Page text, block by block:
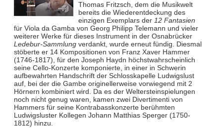
Thomas Fritzsch, dem die Musikwelt
bereits die Wiederentdeckung des
einzigen Exemplars der 12 Fantasien
für Viola da Gamba von Georg Philipp Telemann und vieler
weiterer Werke für dieses Instrument in der Osnabrücker
Ledebur-Sammlungverdankt, wurde erneut fündig. Diesmal
stöberte er 14 Kompositionen von Franz Xaver Hammer
(1746-1817), für den Joseph Haydn höchstwahrscheinlich
seine Cello-Konzerte komponierte, in einer in Schwerin
aufbewahrten Handschrift der Schlosskapelle Ludwigslust
auf, bei der die Gambe originellerweise vorwiegend mit 2
Hörnern kombiniert wird. Da es der Weltersteinspielungen
noch nicht genug waren, kamen zwei Divertimenti von
Hammers für seine Kontrabasskonzerte berühmten
Ludwigsluster Kollegen Johann Matthias Sperger (1750-
1812) hinzu.